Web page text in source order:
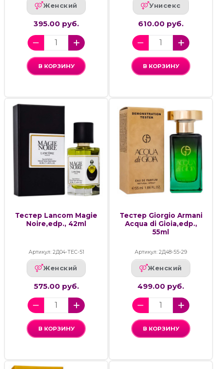
Женский
395.00 руб.
В КОРЗИНУ
Унисекс
610.00 руб.
В КОРЗИНУ
Тестер Lancom Magie
Noire,edp., 42ml
Артикул: 2Д04-ТЕС-51
Женский
575.00 руб.
В КОРЗИНУ
Тестер Giorgio Armani
Acqua di Gioia,edp.,
55ml
Артикул: 2Д48-55-29
Женский
499.00 руб.
В КОРЗИНУ